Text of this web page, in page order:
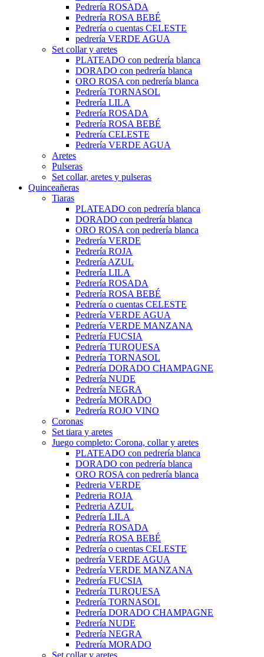
Pedrería ROSADA
Pedrería ROSA BEBÉ
Pedrería o cuentas CELESTE
pedrería VERDE AGUA
Set collar y aretes
PLATEADO con pedrería blanca
DORADO con pedrería blanca
ORO ROSA con pedrería blanca
Pedrería TORNASOL
Pedrería LILA
Pedrería ROSADA
Pedrería ROSA BEBÉ
Pedrería CELESTE
Pedrería VERDE AGUA
Aretes
Pulseras
Set collar, aretes y pulseras
Quinceañeras
Tiaras
PLATEADO con pedrería blanca
DORADO con pedrería blanca
ORO ROSA con pedrería blanca
Pedrería VERDE
Pedrería ROJA
Pedrería AZUL
Pedrería LILA
Pedrería ROSADA
Pedrería ROSA BEBÉ
Pedrería o cuentas CELESTE
Pedrería VERDE AGUA
Pedrería VERDE MANZANA
Pedrería FUCSIA
Pedrería TURQUESA
Pedrería TORNASOL
Pedrería DORADO CHAMPAGNE
Pedrería NUDE
Pedrería NEGRA
Pedrería MORADO
Pedrería ROJO VINO
Coronas
Set tiara y aretes
Juego completo: Corona, collar y aretes
PLATEADO con pedrería blanca
DORADO con pedrería blanca
ORO ROSA con pedrería blanca
Pedreria VERDE
Pedreria ROJA
Pedreria AZUL
Pedrería LILA
Pedrería ROSADA
Pedrería ROSA BEBÉ
Pedrería o cuentas CELESTE
pedrería VERDE AGUA
Pedrería VERDE MANZANA
Pedrería FUCSIA
Pedrería TURQUESA
Pedrería TORNASOL
Pedrería DORADO CHAMPAGNE
Pedrería NUDE
Pedrería NEGRA
Pedrería MORADO
Set collar y aretes